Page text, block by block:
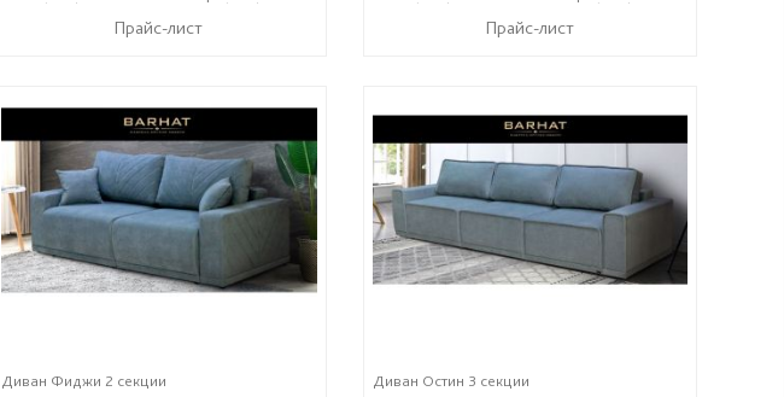
Прайс-лист Прайс-лист
Диван Фиджи 2 секции Диван Остин 3 секции